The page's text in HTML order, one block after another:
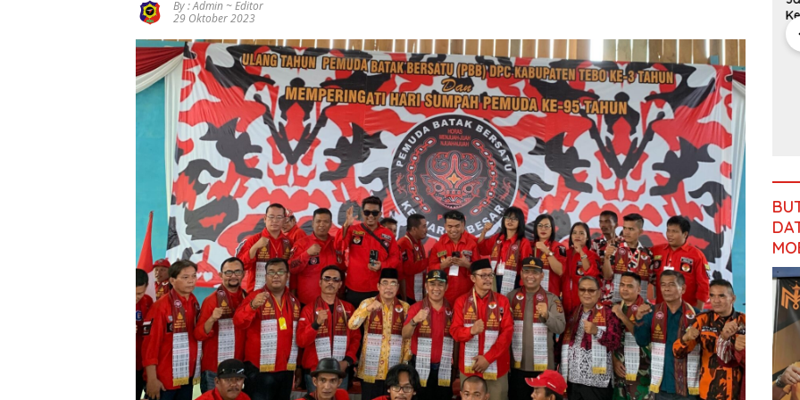
By : Admin ~ Editor
29 Oktober 2023
Kejati
Kasus Rp2,1
Miliar PUPR
Tebo
Depan
Bangsa
Paskibraka,
Beri
Semangat
dan
Perlengkap
an Latihan
Presisi
Merdeka
Run Jambi
2026 Jadi
Momentum
Promosi
Pariwisata
Kota Jambi
Jalan
Simpang
Betung–
Pintas
Salurkan
MBG Sesuai
SOP,
Sugeng:
Seluruh
Makanan
Segar dan
Berbahan
Baku Baru
Miliar PUPR
Tebo